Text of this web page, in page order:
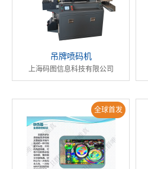
吊牌喷码机
上海码图信息科技有限公司
全球首发